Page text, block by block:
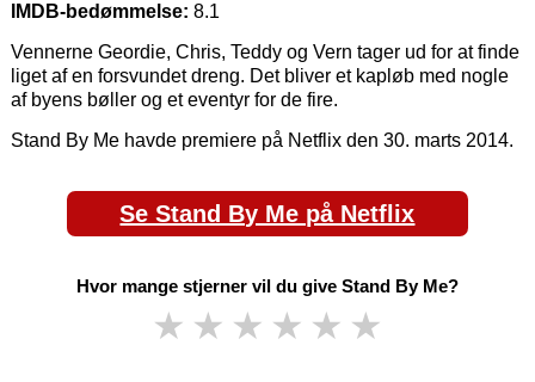
IMDB-bedømmelse: 8.1
Vennerne Geordie, Chris, Teddy og Vern tager ud for at finde
liget af en forsvundet dreng. Det bliver et kapløb med nogle
af byens bøller og et eventyr for de fire.
Stand By Me havde premiere på Netflix den 30. marts 2014.
Se Stand By Me på Netflix
Hvor mange stjerner vil du give Stand By Me?
★ ★ ★ ★ ★ ★